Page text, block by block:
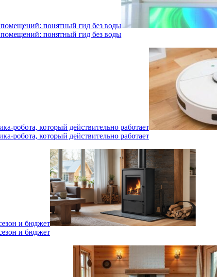
помещений: понятный гид без воды
помещений: понятный гид без воды
который действительно работает
который действительно работает
и бюджет
и бюджет